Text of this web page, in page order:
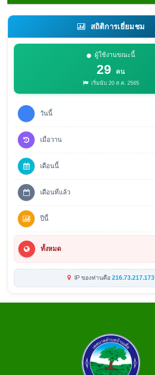
สถิติการเยี่ยมชม
ผู้ใช้งานขณะนี้
29 คน
เริ่มนับ 20 ส.ค. 2565
วันนี้
เมื่อวาน
เดือนนี้
เดือนที่แล้ว
ปีนี้
ทั้งหมด
IP ของท่านคือ 216.73.217.173